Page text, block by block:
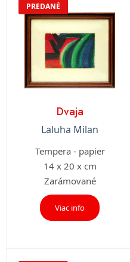
PREDANÉ
Dvaja
Laluha Milan
Tempera - papier
14 x 20 x cm
Zarámované
Viac info